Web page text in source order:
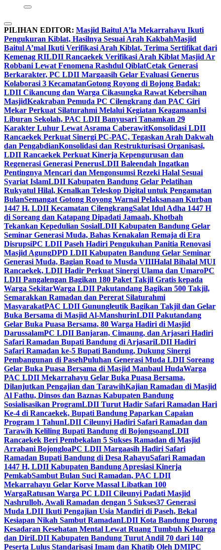
PILIHAN EDITOR: Masjid Baitul A’la Mekarrahayu Ikuti
Pengukuran Kiblat, Hasilnya Sesuai Arah KakbahMasjid
Baitul A’mal Ikuti Verifikasi Arah Kiblat, Terima Sertifikat dari
Kemenag RILDII Rancaekek Verifikasi Arah Kiblat Masjid Ar
Robbani Lewat Fenomena Rashdul QiblatCetak Generasi
Berkarakter, PC LDII Margaasih Gelar Evaluasi Generus
Kolaborasi 3 KecamatanGotong Royong di Bojong Badak:
LDII Cikancung dan Warga Cikasungka Rawat Kebersihan
MasjidKeakraban Pemuda PC Cilengkrang dan PAC Giri
Mekar Perkuat Silaturahmi Melalui Kegiatan KeagamaanIsi
Liburan Sekolah, PAC LDII Banyusari Tanamkan 29
Karakter Luhur Lewat Asrama CaberawitKonsolidasi LDII
Rancaekek Perkuat Sinergi PC-PAC, Tegaskan Arah Dakwah
dan PengabdianKonsolidasi dan Restrukturisasi Organisasi,
LDII Rancaekek Perkuat Kinerja Kepengurusan dan
Regenerasi Generasi PenerusLDII Baleendah Ingatkan
Pentingnya Mencari dan Mengonsumsi Rezeki Halal Sesuai
Syariat IslamLDII Kabupaten Bandung Gelar Pelatihan
Rukyatul Hilal, Kenalkan Teleskop Digital untuk Pengamatan
BulanSemangat Gotong Royong Warnai Pelaksanaan Kurban
1447 H. LDII Kecamatan CilengkrangSalat Idul Adha 1447 H
di Soreang dan Katapang Dipadati Jamaah, Khotbah
Tekankan Kepedulian SosialLDII Kabupaten Bandung Gelar
Seminar Generasi Muda, Bahas Kenakalan Remaja di Era
DisrupsiPC LDII Paseh Hadiri Pengukuhan Panitia Renovasi
Masjid AgungDPD LDII Kabupaten Bandung Gelar Seminar
Generasi Muda, Bagian Road to Musda VIIIHalal Bihalal MUI
Rancaekek, LDII Hadir Perkuat Sinergi Ulama dan UmaroPC
LDII Pangalengan Bagikan 180 Paket Takjil Gratis kepada
Warga SekitarWarga LDII Pakutandang Bagikan 500 Takjil,
Semarakkan Ramadan dan Pererat Silaturahmi
MasyarakatPAC LDII Gunungleutik Bagikan Takjil dan Gelar
Buka Bersama di Masjid Al-ManshurinLDII Pakutandang
Gelar Buka Puasa Bersama, 80 Warga Hadiri di Masjid
DarussalamPC LDII Banjaran, Cimaung, dan Arjasari Hadiri
Safari Ramadan Bupati Bandung di ArjasariLDII Hadiri
Safari Ramadan ke-5 Bupati Bandung, Dukung Sinergi
Pembangunan di PasehPuluhan Generasi Muda LDII Soreang
Gelar Buka Puasa Bersama di Masjid Manbaul HudaWarga
PAC LDII Mekarrahayu Gelar Buka Puasa Bersama,
Dilanjutkan Pengajian dan TarawihKajian Ramadan di Masjid
Al Fathu, Dinsos dan Baznas Kabupaten Bandung
Sosialisasikan ProgramLDII Turut Hadir Safari Ramadan Hari
Ke-4 di Rancaekek, Bupati Bandung Paparkan Capaian
Program 1 TahunLDII Cileunyi Hadiri Safari Ramadan dan
Tarawih Keliling Bupati Bandung di BojongsoangLDII
Rancaekek Beri Pembekalan 5 Sukses Ramadan di Masjid
Arrabani BojongloaPC LDII Margaasih Hadiri Safari
Ramadan Bupati Bandung di Desa RahayuSafari Ramadan
1447 H, LDII Kabupaten Bandung Apresiasi Kinerja
PemkabSambut Bulan Suci Ramadan, PAC LDII
Mekarrahayu Gelar Korve Massal Libatkan 100
WargaRatusan Warga PC LDII Cileunyi Padati Masjid
Nashrulloh, Awali Ramadan dengan 5 Sukses37 Generasi
Muda LDII Ikuti Pengajian Usia Mandiri di Paseh, Bekal
Kesiapan Nikah Sambut RamadanLDII Kota Bandung Dorong
Kesadaran Kesehatan Mental Lewat Ruang Tumbuh Keluarga
dan DiriLDII Kabupaten Bandung Turut Andil 70 dari 140
Peserta Lulus Standarisasi Imam dan Khatib Oleh DMIPC